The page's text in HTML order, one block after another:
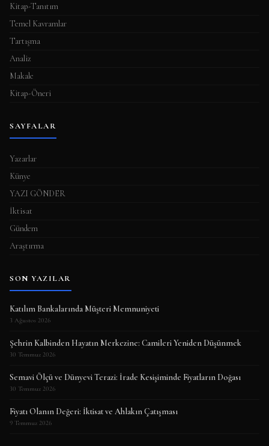
Kitap-Tanıtım
Temel Kavramlar
Tartışma
Analiz
Makale
Kitap-Öneri
SAYFALAR
Yazarlar
Künye
YAZI GÖNDER
İktisat
Gündem
Araştırma
SON YAZILAR
Katılım Bankalarında Müşteri Memnuniyeti
3 Ağustos 2026
Şehrin Kalbinden Hayatın Merkezine: Camileri Yeniden Düşünmek
30 Temmuz 2026
Semavi Ölçü ve Dünyevi Terazi: İrade Kesişiminde Fiyatların Doğası
30 Temmuz 2026
Fiyatı Olanın Değeri: İktisat ve Ahlakın Çatışması
9 Temmuz 2026